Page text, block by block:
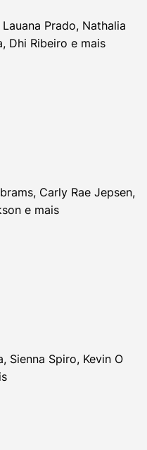
Prado, Nathalia
Dhi Ribeiro e mais
Carly Rae Jepsen,
e mais
Sienna Spiro, Kevin O